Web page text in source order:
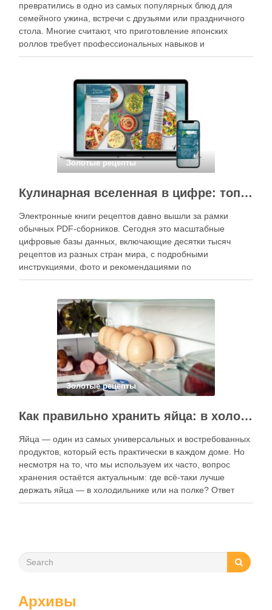
превратились в одно из самых популярных блюд для
семейного ужина, встречи с друзьями или праздничного
стола. Многие считают, что приготовление японских
роллов требует профессиональных навыков и
специального оборудования, однако на практике сделать
кухне. Главное — …
Золотые рецепты
Кулинарная вселенная в цифре: топ-3 самых больших электронных книг рецептов
Электронные книги рецептов давно вышли за рамки
обычных PDF-сборников. Сегодня это масштабные
цифровые базы данных, включающие десятки тысяч
рецептов из разных стран мира, с подробными
инструкциями, фото и рекомендациями по
приготовлению. В отличие от печатных изданий,
контент, расширять коллекции блюд и добавлять новые
функции. Ниже …
Золотые рецепты
Как правильно хранить яйца: в холодильнике или на полке?
Яйца — один из самых универсальных и востребованных
продуктов, который есть практически в каждом доме. Но
несмотря на то, что мы используем их часто, вопрос
хранения остаётся актуальным: где всё-таки лучше
держать яйца — в холодильнике или на полке? Ответ
зависит от нескольких факторов, включая температуру
Архивы